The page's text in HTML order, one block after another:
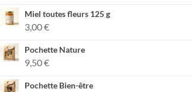
Miel toutes fleurs 125 g
3,00€
Pochette Nature
9,50€
Pochette Bien-être